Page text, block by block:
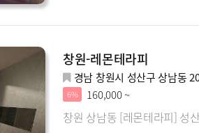
창원-레몬테라피
경남 창원시 성산구 상남동
6% 160,000 ~
창원 상남동 [레몬테라피] 성